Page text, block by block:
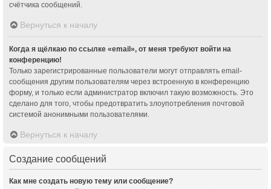
счётчика сообщений.
Вернуться к началу
Когда я щёлкаю по ссылке «email», от меня требуют войти на
конференцию!
Только зарегистрированные пользователи могут отправлять email-
сообщения другим пользователям через встроенную в конференцию
форму, и только если администратор включил такую возможность. Это
сделано для того, чтобы предотвратить злоупотребления почтовой
системой анонимными пользователями.
Вернуться к началу
Создание сообщений
Как мне создать новую тему или сообщение?